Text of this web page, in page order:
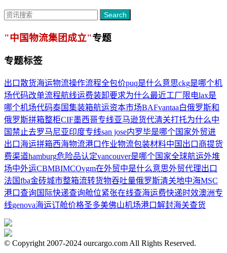
Search
"中国物流集团成立"专题
专题标签
出口散货海运物流操作流程全包价puq是什么意思ckg是哪个机
场代码改单流程航线运费装卸要求为什么最近工厂限电lax是
哪个机场代码泰国集装箱航运资本市场BAFvantaa白俄罗斯和
俄罗斯拼箱整柜CIF墨西哥专线亚马逊货代清关打托为什么中
国禁止去罗马尼亚印度专线san jose内罗毕是哪个国家外贸进
出口 海运拼箱西海物流港口作业物流包装材料中国出口商提货
费渠道hamburg危险品认定vancouver是哪个国家全球航运外堆
场中外运CBMBIMCOvgm在外贸中是什么意思外贸代理出口
法国fba金砖城市整箱流转货物吞吐量俄罗斯清关地中海MSC
港口查询 国际快递查询舱位紧张在线查海运费快递时效澳洲专
线genova海运订舱价格圣多美佛山机场港口解封海关查货
© Copyright 2007-2024 ourcargo.com All Rights Reserved.